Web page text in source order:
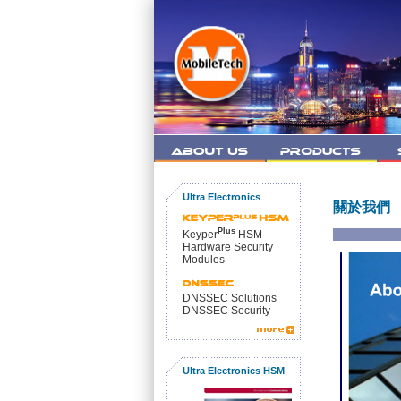
Ultra Electronics
Keyper Plus HSM
Hardware Security
Modules
DNSSEC Solutions
DNSSEC Security
Ultra Electronics HSM
關於我們